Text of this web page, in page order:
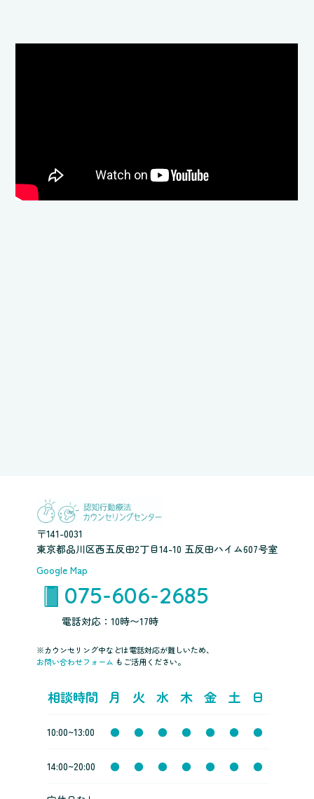
〒141-0031
東京都品川区西五反田2丁目14-10 五反田ハイム607号室
Google Map
075-606-2685
電話対応：10時〜17時
※カウンセリング中などは電話対応が難しいため、
お問い合わせフォーム もご活用ください。
相談時間 月 火 水 木 金 土 日
10:00~13:00 ● ● ● ● ● ● ●
14:00~20:00 ● ● ● ● ● ● ●